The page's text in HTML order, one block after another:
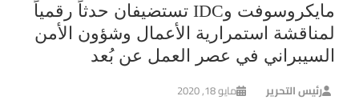
مايكروسوفت وIDC تستضيفان حدثاً رقمياً
لمناقشة استمرارية الأعمال وشؤون الأمن
السيبراني في عصر العمل عن بُعد
رئيس التحرير مايو 18, 2020